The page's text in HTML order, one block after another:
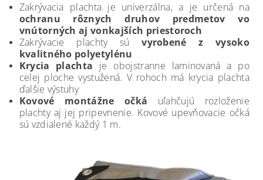
Zakrývacia plachta je univerzálna, a je určená na
ochranu rôznych druhov predmetov vo
vnútorných aj vonkajších priestoroch
Zakrývacie plachty súvyrobené z vysoko
kvalitného polyetylénu
Krycia plachta je obojstranne laminovaná a po
celej ploche vystužená. V rohoch má krycia plachta
ďalšie výstuhy
Kovové montážne očká uľahčujú rozloženie
plachty aj jej pripevnenie. Kovové upevňovacie očká
sú vzdialené každý 1 m.